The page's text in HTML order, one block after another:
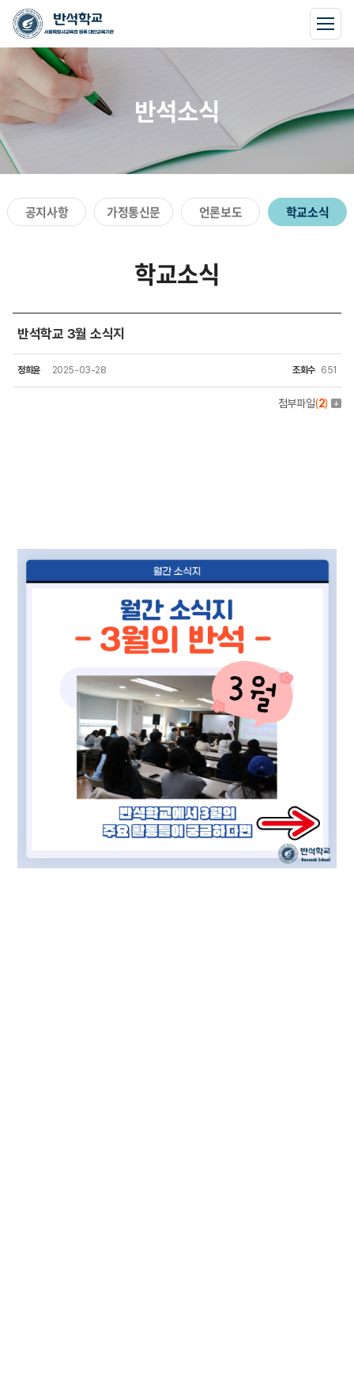
반석소식
공지사항 가정통신문 언론보도 학교소식
학교소식
반석학교 3월 소식지
정희윤 2025-03-28 조회수 651
첨부파일(2)